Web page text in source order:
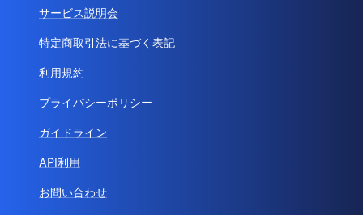
サービス説明会
特定商取引法に基づく表記
利用規約
プライバシーポリシー
ガイドライン
API利用
お問い合わせ